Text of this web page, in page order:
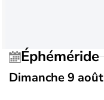
Éphéméride
Dimanche 9 août